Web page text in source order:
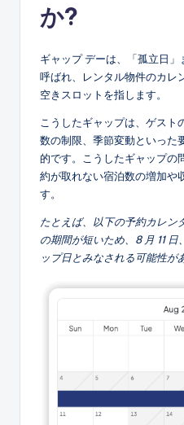
か?
ギャップ デーは、「孤立日
呼ばれ、レンタル物件のカレ
空きスロットを指します。
こうしたギャップは、ゲスト
数の制限、季節変動といった
的です。こうしたギャップの
約が取れない宿泊数の増加や
す。
たとえば、以下の予約カレン
の期間が短いため、8 月 11
ップ日とみなされる可能性が